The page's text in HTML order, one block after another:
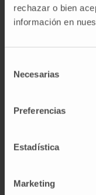
rechazar o bien
información en
Necesarias
Preferencias
Estadística
Marketing
oportunidad
con
plenarias. Se
participantes
cabinas de
es una